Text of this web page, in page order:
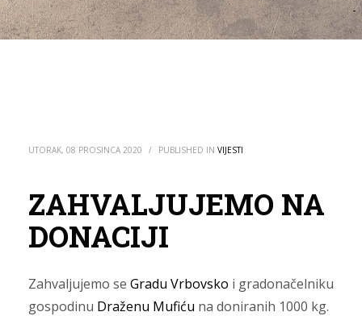
UTORAK, 08 PROSINCA 2020 / PUBLISHED IN VIJESTI
ZAHVALJUJEMO NA
DONACIJI
Zahvaljujemo se Gradu Vrbovsko i gradonačelniku
gospodinu Draženu Mufiću na doniranih 1000 kg.